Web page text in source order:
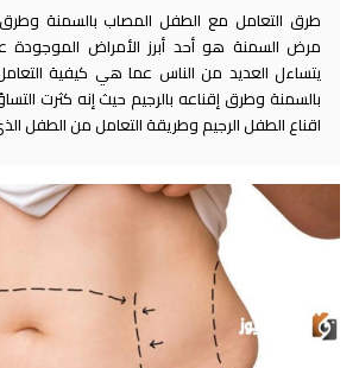
طرق التعامل مع الطفل المصاب بالسمنة وطرق
مرض السمنة هو أحد أبرز الأمراض الموجودة
يتساءل العديد من الناس عما هي كيفية
بالسمنة وطرق إقناعه بالرجيم حيث إنه كثرت
اقناع الطفل الرجيم وطريقة التعامل من الطفل